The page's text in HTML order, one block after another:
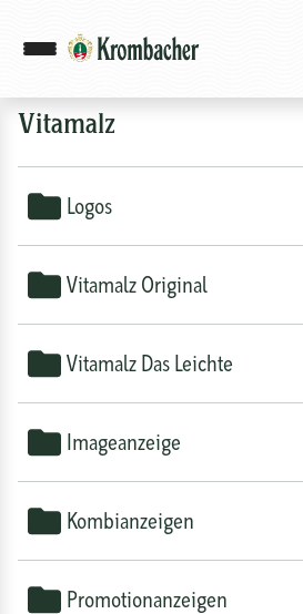
Vitamalz
Logos
Vitamalz Original
Vitamalz Das Leichte
Imageanzeige
Kombianzeigen
Promotionanzeigen